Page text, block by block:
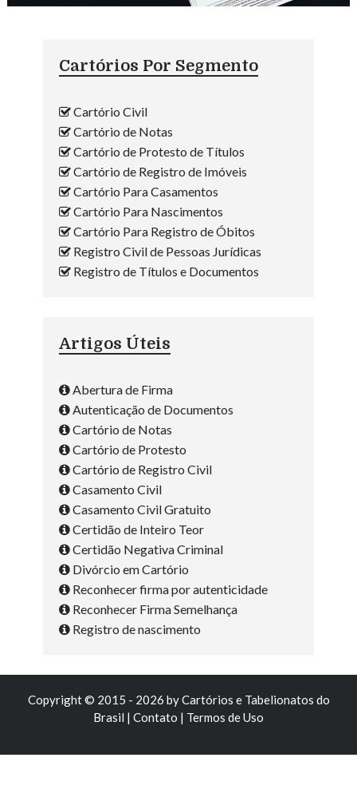
Cartórios Por Segmento
Cartório Civil
Cartório de Notas
Cartório de Protesto de Títulos
Cartório de Registro de Imóveis
Cartório Para Casamentos
Cartório Para Nascimentos
Cartório Para Registro de Óbitos
Registro Civil de Pessoas Jurídicas
Registro de Títulos e Documentos
Artigos Úteis
Abertura de Firma
Autenticação de Documentos
Cartório de Notas
Cartório de Protesto
Cartório de Registro Civil
Casamento Civil
Casamento Civil Gratuito
Certidão de Inteiro Teor
Certidão Negativa Criminal
Divórcio em Cartório
Reconhecer firma por autenticidade
Reconhecer Firma Semelhança
Registro de nascimento
Copyright © 2015 - 2026 byCartórios e Tabelionatos do
Brasil | Contato | Termos de Uso